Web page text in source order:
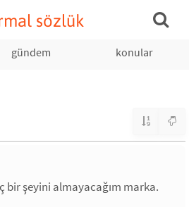
sözlük
gündem konular
bir şeyini almayacağım marka.